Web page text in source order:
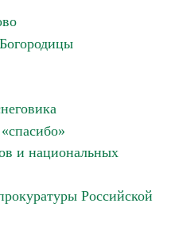
и национальных
Российской